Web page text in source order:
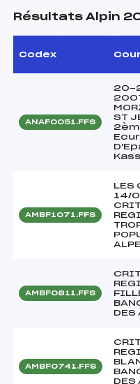
Résultats Alpin
Codex
ANAF0051.FFS
20-
ST
AMBF1071.FFS
LES
14/
AMBF0811.FFS
DES
AMBF0741.FFS
DES